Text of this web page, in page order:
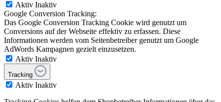
Aktiv Inaktiv
Google Conversion Tracking:
Das Google Conversion Tracking Cookie wird genutzt um
Conversions auf der Webseite effektiv zu erfassen. Diese
Informationen werden vom Seitenbetreiber genutzt um Google
AdWords Kampagnen gezielt einzusetzen.
Aktiv Inaktiv
Tracking
Aktiv Inaktiv